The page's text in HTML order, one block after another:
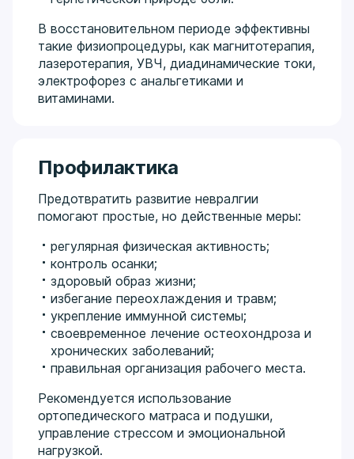
В восстановительном периоде эффективны
такие физиопроцедуры, как магнитотерапия,
лазеротерапия, УВЧ, диадинамические токи,
электрофорез с анальгетиками и
витаминами.
Профилактика
Предотвратить развитие невралгии
помогают простые, но действенные меры:
регулярная физическая активность;
контроль осанки;
здоровый образ жизни;
избегание переохлаждения и травм;
укрепление иммунной системы;
своевременное лечение остеохондроза и
хронических заболеваний;
правильная организация рабочего места.
Рекомендуется использование
ортопедического матраса и подушки,
управление стрессом и эмоциональной
нагрузкой.